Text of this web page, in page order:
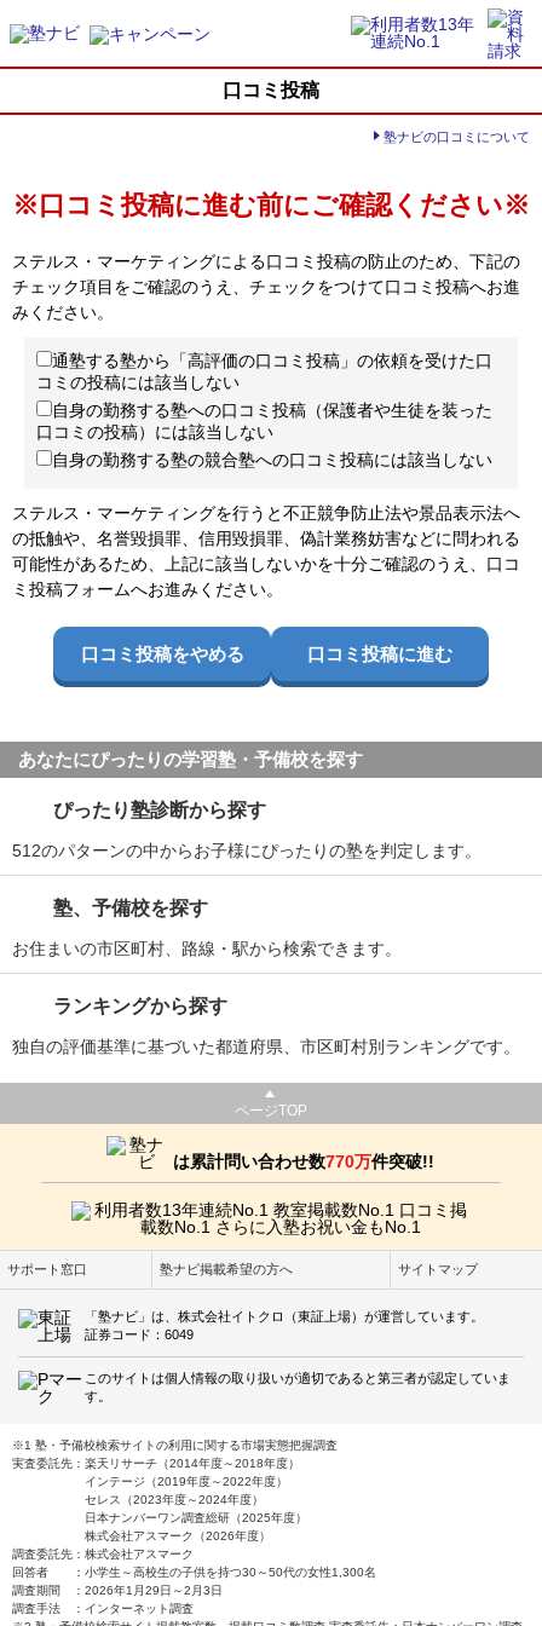
口コミ投稿
塾ナビの口コミについて
※口コミ投稿に進む前にご確認ください※
ステルス・マーケティングによる口コミ投稿の防止のため、下記の
チェック項目をご確認のうえ、チェックをつけて口コミ投稿へお進
みください。
通塾する塾から「高評価の口コミ投稿」の依頼を受けた口
コミの投稿には該当しない
自身の勤務する塾への口コミ投稿（保護者や生徒を装った
口コミの投稿）には該当しない
自身の勤務する塾の競合塾への口コミ投稿には該当しない
ステルス・マーケティングを行うと不正競争防止法や景品表示法へ
の抵触や、名誉毀損罪、信用毀損罪、偽計業務妨害などに問われる
可能性があるため、上記に該当しないかを十分ご確認のうえ、口コ
ミ投稿フォームへお進みください。
口コミ投稿をやめる 口コミ投稿に進む
あなたにぴったりの学習塾・予備校を探す
ぴったり塾診断から探す
512のパターンの中からお子様にぴったりの塾を判定します。
塾、予備校を探す
お住まいの市区町村、路線・駅から検索できます。
ランキングから探す
独自の評価基準に基づいた都道府県、市区町村別ランキングです。
ページTOP
は累計問い合わせ数770万件突破!!
サポート窓口 塾ナビ掲載希望の方へ サイトマップ
「塾ナビ」は、株式会社イトクロ（東証上場）が運営しています。
証券コード：6049
このサイトは個人情報の取り扱いが適切であると第三者が認定していま
す。
※1 塾・予備校検索サイトの利用に関する市場実態把握調査
実査委託先：楽天リサーチ（2014年度～2018年度）
インテージ（2019年度～2022年度）
セレス（2023年度～2024年度）
日本ナンバーワン調査総研（2025年度）
株式会社アスマーク（2026年度）
調査委託先：株式会社アスマーク
回答者 ：小学生～高校生の子供を持つ30～50代の女性1,300名
調査期間 ：2026年1月29日～2月3日
調査手法 ：インターネット調査